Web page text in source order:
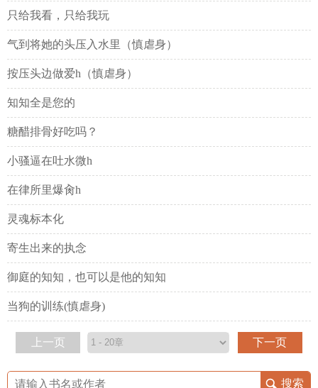
只给我看，只给我玩
气到将她的头压入水里（慎虐身）
按压头边做爱h（慎虐身）
知知全是您的
糖醋排骨好吃吗？
小骚逼在吐水微h
在律所里爆肏h
灵魂标本化
寄生出来的执念
御庭的知知，也可以是他的知知
当狗的训练(慎虐身)
上一页 下一页